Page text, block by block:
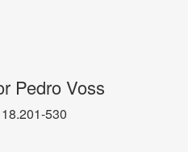
Pedro Voss
530